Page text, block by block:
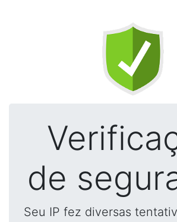
de
Seu IP fez diversas